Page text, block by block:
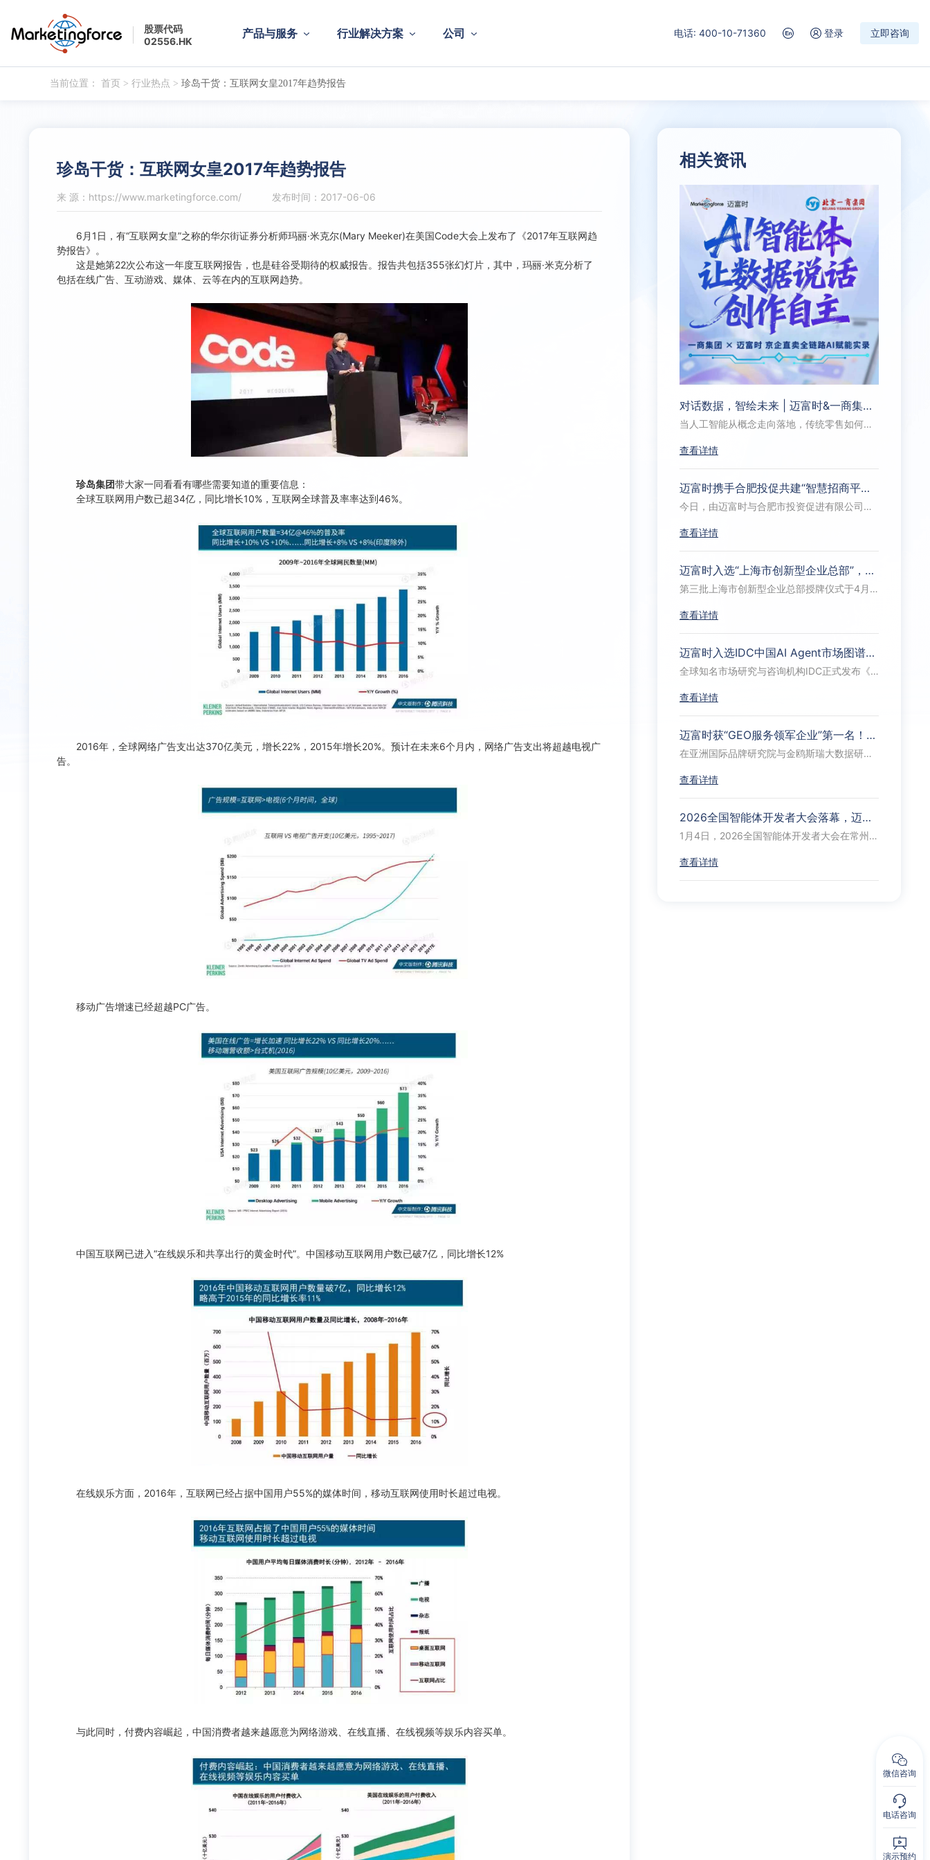
股票代码
02556.HK
产品与服务 行业解决方案 公司 电话: 400-10-71360 登录 立即咨询
当前位置： 首页 > 行业热点 > 珍岛干货：互联网女皇2017年趋势报告
珍岛干货：互联网女皇2017年趋势报告
来 源：https://www.marketingforce.com/ 发布时间：2017-06-06
6月1日，有“互联网女皇”之称的华尔街证券分析师玛丽·米克尔(Mary Meeker)在美国Code大会上发布了《2017年互联网趋
势报告》。
这是她第22次公布这一年度互联网报告，也是硅谷受期待的权威报告。报告共包括355张幻灯片，其中，玛丽·米克分析了
包括在线广告、互动游戏、媒体、云等在内的互联网趋势。
珍岛集团带大家一同看看有哪些需要知道的重要信息：
全球互联网用户数已超34亿，同比增长10%，互联网全球普及率率达到46%。
2016年，全球网络广告支出达370亿美元，增长22%，2015年增长20%。预计在未来6个月内，网络广告支出将超越电视广
告。
移动广告增速已经超越PC广告。
中国互联网已进入“在线娱乐和共享出行的黄金时代”。中国移动互联网用户数已破7亿，同比增长12%
在线娱乐方面，2016年，互联网已经占据中国用户55%的媒体时间，移动互联网使用时长超过电视。
与此同时，付费内容崛起，中国消费者越来越愿意为网络游戏、在线直播、在线视频等娱乐内容买单。
相关资讯
对话数据，智绘未来 | 迈富时&一商集团，企业智能体驱动“AI+零售”新范式
当人工智能从概念走向落地，传统零售如何借势破局？作为北京商业领域的重要力量，北京一商集团深耕商品流通与服务多年，旗下拥有“京企直卖” 这一覆盖线上线下、连接优质商品与消费者的重要电商平台。
查看详情
迈富时携手合肥投促共建“智慧招商平台”——招商大模型+AI智能体驱动招商全流程闭环
今日，由迈富时与合肥市投资促进有限公司、亿欧集团共同打造的“智慧招商平台”在合肥中安创谷全球路演中心正式发布。发布会以“合要素资源，启数智招商”为主题，来自全国各省市投促部门、金融机构、产业园区及相关协会的百余位嘉宾通过线下+线上直播方式参会。
查看详情
迈富时入选“上海市创新型企业总部”，引领国产信创AI加速落地
第三批上海市创新型企业总部授牌仪式于4月28日举行，上海市市长龚正出席并为44家创新型企业总部授牌，其中人工智能领域仅10家。迈富时Marketingforce（珍岛集团）凭借在AI领域的技术创新和应用成果，被授予“上海市创新型企业总部”。这一殊荣，是对公司坚持AI技术自研、推动国产化替代、引领产业数智化升级的高度肯定。
查看详情
迈富时入选IDC中国AI Agent市场图谱三大模块：全栈企业级智能体实力获权威认可
全球知名市场研究与咨询机构IDC正式发布《IDC Market Glance：中国AI Agent市场概览，1Q26》，全面展现了中国AI Agent市场在技术跃迁、行业落地、商业模式及治理体系等方面的最新进展。
查看详情
迈富时获“GEO服务领军企业”第一名！构建品牌在AI生态中的长期信任资产
在亚洲国际品牌研究院与金鸥斯瑞大数据研究院联合发布的《GEO服务领军企业榜TOP20》中，迈富时以97分综合评分位居第一。榜单基于央媒公开报道、行业监测数据与品牌评估体系综合评定。
查看详情
2026全国智能体开发者大会落幕，迈富时与政产学研协同赋能AI智能体产业升级
1月4日，2026全国智能体开发者大会在常州盛大启幕。本次大会由中国人工智能学会主办，是学会推动人工智能技术扎根地方、赋能实体的重要举措。以AI Agent技术创新与产业落地为核心主线，汇聚政产学研用各方精英，搭建起前沿技术碰撞、实践经验分享、产业资源对接的高端平台，为我国智能体产业规模化发展筑牢生态支撑。
查看详情
微信咨询
电话咨询
演示预约